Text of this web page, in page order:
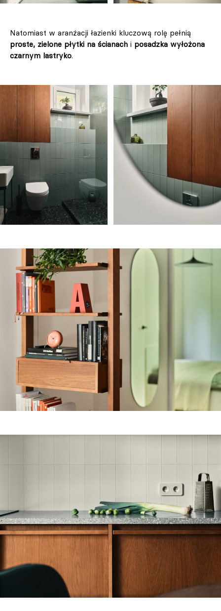
Natomiast w aranżacji łazienki kluczową rolę pełnią
proste, zielone płytki na ścianach i posadzka wyłożona
czarnym lastryko.